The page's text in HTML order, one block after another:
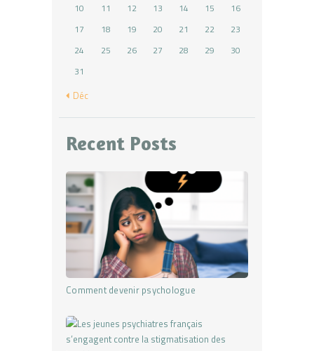
10
11 12 13 14 15
16
17
18 19 20 21 22
23
24
25 26 27 28 29
30
31
« Déc
Recent Posts
Comment devenir psychologue